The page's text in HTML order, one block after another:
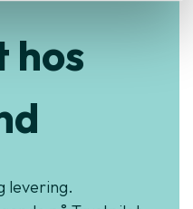
hos
levering.